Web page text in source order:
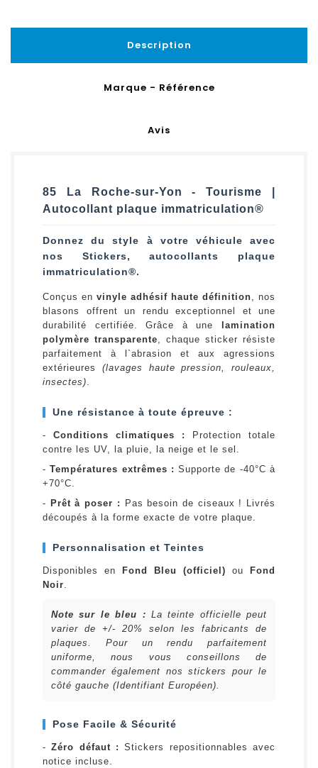
Description
Marque - Référence
Avis
85 La Roche-sur-Yon - Tourisme |
Autocollant plaque immatriculation®
Donnez du style à votre véhicule avec
nos Stickers, autocollants plaque
immatriculation®.
Conçus en vinyle adhésif haute définition, nos
blasons offrent un rendu exceptionnel et une
durabilité certifiée. Grâce à une
lamination
polymère transparente, chaque sticker résiste
parfaitement à l`abrasion et aux agressions
extérieures (lavages haute pression, rouleaux,
insectes).
Une résistance à toute épreuve :
- Conditions climatiques :
Protection totale
contre les UV, la pluie, la neige et le sel.
-Températures extrêmes : Supporte de -40°C à
+70°C.
- Prêt à poser :
Pas besoin de ciseaux ! Livrés
découpés à la forme exacte de votre plaque.
Personnalisation et Teintes
Disponibles en Fond Bleu (officiel) ou
Fond
Noir.
Note sur le bleu : La teinte officielle peut
varier de +/- 20% selon les fabricants de
plaques. Pour un rendu parfaitement
uniforme, nous vous conseillons de
commander également nos stickers pour le
côté gauche (Identifiant Européen).
Pose Facile & Sécurité
-Zéro défaut : Stickers repositionnables avec
notice incluse.